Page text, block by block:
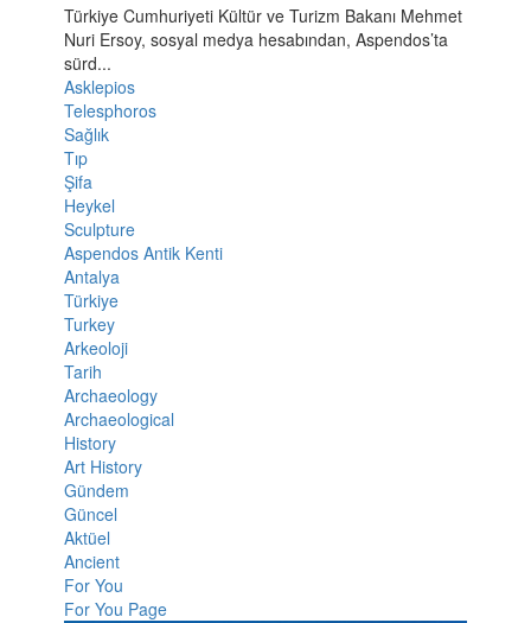
Türkiye Cumhuriyeti Kültür ve Turizm Bakanı Mehmet
Nuri Ersoy, sosyal medya hesabından, Aspendos’ta
sürd...
Asklepios
Telesphoros
Sağlık
Tıp
Şifa
Heykel
Sculpture
Aspendos Antik Kenti
Antalya
Türkiye
Turkey
Arkeoloji
Tarih
Archaeology
Archaeological
History
Art History
Gündem
Güncel
Aktüel
Ancient
For You
For You Page